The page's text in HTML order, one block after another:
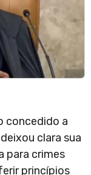
concedido a
clara sua
para crimes
princípios